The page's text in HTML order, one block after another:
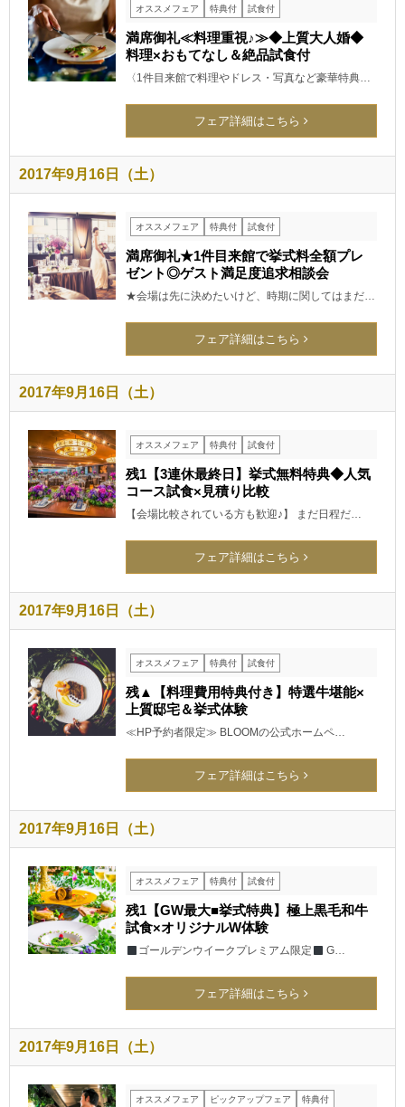
オススメフェア 特典付 試食付
満席御礼≪料理重視♪≫◆上質大人婚◆
料理×おもてなし＆絶品試食付
〈1件目来館で料理やドレス・写真など豪華特典…
フェア詳細はこちら
2017年9月16日（土）
オススメフェア 特典付 試食付
満席御礼★1件目来館で挙式料全額プレ
ゼント◎ゲスト満足度追求相談会
★会場は先に決めたいけど、時期に関してはまだ…
フェア詳細はこちら
2017年9月16日（土）
オススメフェア 特典付 試食付
残1【3連休最終日】挙式無料特典◆人気
コース試食×見積り比較
【会場比較されている方も歓迎♪】 まだ日程だ…
フェア詳細はこちら
2017年9月16日（土）
オススメフェア 特典付 試食付
残▲【料理費用特典付き】特選牛堪能×
上質邸宅＆挙式体験
≪HP予約者限定≫ BLOOMの公式ホームペ…
フェア詳細はこちら
2017年9月16日（土）
オススメフェア 特典付 試食付
残1【GW最大■挙式特典】極上黒毛和牛
試食×オリジナルW体験
ゴールデンウイークプレミアム限定 G…
フェア詳細はこちら
2017年9月16日（土）
オススメフェア ピックアップフェア
特典付